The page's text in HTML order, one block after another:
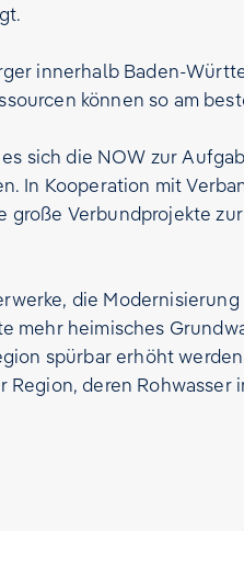
innerhalb Baden-
können so am
sich die NOW zur
In Kooperation mit
große Verbundprojekte
die
mehr heimisches
spürbar erhöht
deren